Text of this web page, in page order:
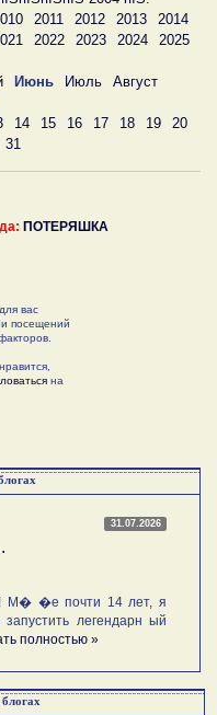
2011 2012 2013
2014
2022 2023 2024
2025
Июнь Июль
Август
14 15 16 17 18 19
20
31
ПОТЕРЯШКА
вас
посещений
на
31.07.2026
М� �е почти 14 лет, я
легендарн ый
полностью »